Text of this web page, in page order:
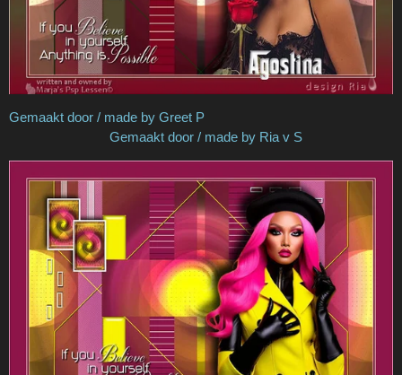
Gemaakt door / made by Greet P
Gemaakt door / made by Ria v S